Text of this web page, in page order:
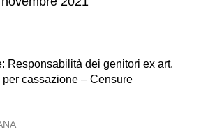
Responsabilità dei genitori ex art.
cassazione – Censure